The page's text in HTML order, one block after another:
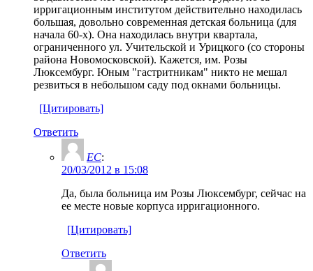
ирригационным институтом действительно находилась
большая, довольно современная детская больница (для
начала 60-х). Она находилась внутри квартала,
ограниченного ул. Учительской и Урицкого (со стороны
района Новомосковской). Кажется, им. Розы
Люксембург. Юным "гастритникам" никто не мешал
резвиться в небольшом саду под окнами больницы.
[Цитировать]
Ответить
ЕС:
20/03/2012 в 15:08
Да, была больница им Розы Люксембург, сейчас на
ее месте новые корпуса ирригационного.
[Цитировать]
Ответить